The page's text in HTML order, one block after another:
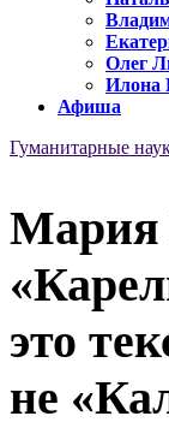
Олег
Илона
Афиша
Гуманитарные
Мария
это
не